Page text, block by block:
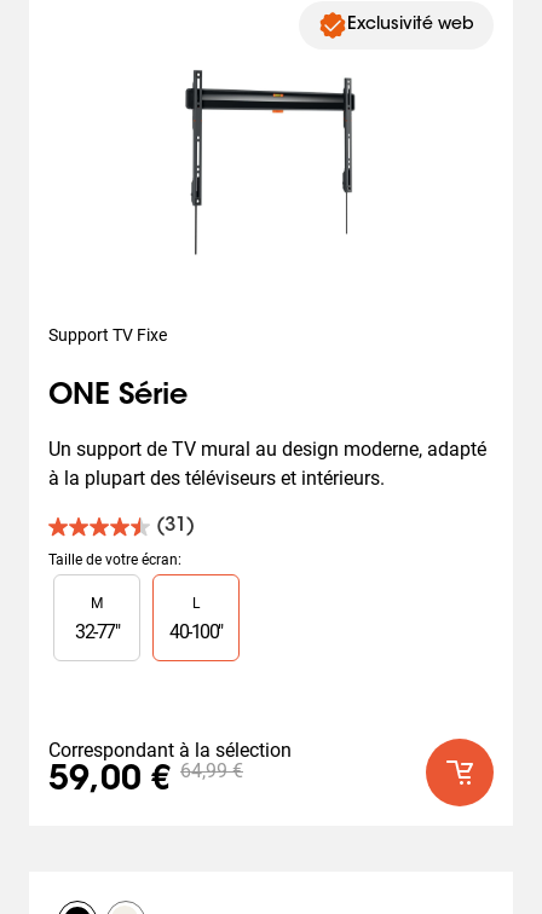
Exclusivité web
Support TV Fixe
ONE Série
Un support de TV mural au design moderne, adapté
à la plupart des téléviseurs et intérieurs.
(31)
4.5
sur
5
étoiles.
avis
Taille de votre écran:
Slide 1 of 2
M
32-77"
L
40-100"
Correspondant à la sélection
59,00 € 64,99 €